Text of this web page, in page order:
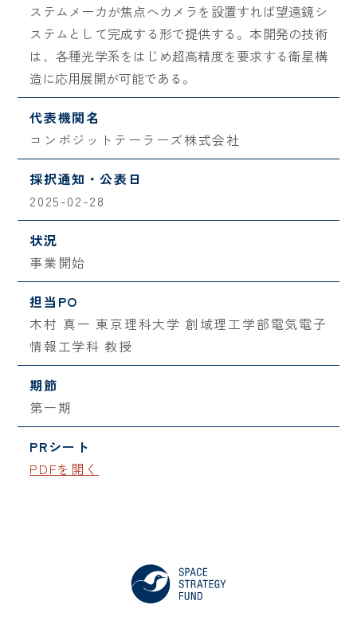
ステムメーカが焦点へカメラを設置すれば望遠鏡シ
ステムとして完成する形で提供する。本開発の技術
は、各種光学系をはじめ超高精度を要求する衛星構
造に応用展開が可能である。
代表機関名
コンポジットテーラーズ株式会社
採択通知・公表日
2025-02-28
状況
事業開始
担当PO
木村 真一 東京理科大学 創域理工学部電気電子
情報工学科 教授
期節
第一期
PRシート
PDFを開く